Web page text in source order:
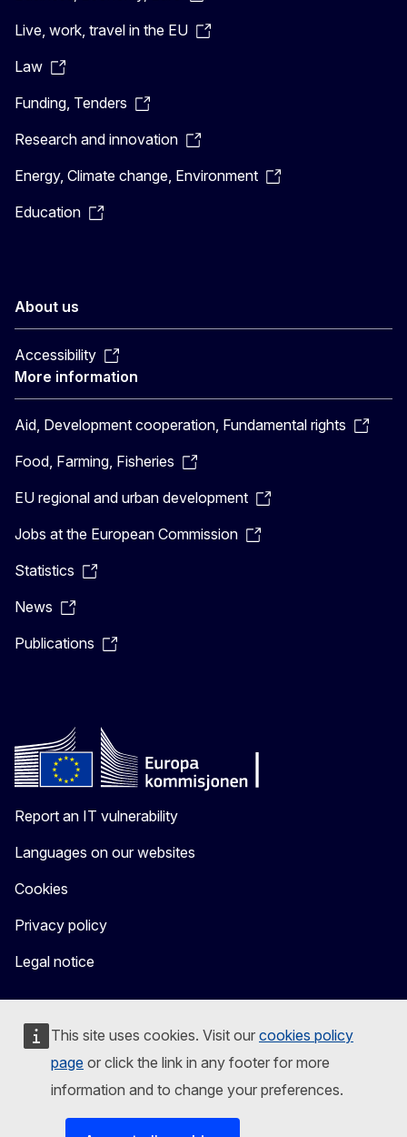
This site uses cookies. Visit our cookies policy
page or click the link in any footer for more
information and to change your preferences.
Live, work, travel in the EU
Law
Funding, Tenders
Research and innovation
Energy, Climate change, Environment
Education
About us
Accessibility
More information
Aid, Development cooperation, Fundamental rights
Food, Farming, Fisheries
EU regional and urban development
Jobs at the European Commission
Statistics
News
Publications
Report an IT vulnerability
Languages on our websites
Cookies
Privacy policy
Legal notice